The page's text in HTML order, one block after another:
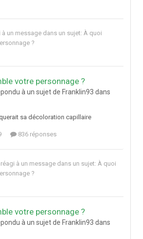
à un message dans un sujet: À quoi
?
votre personnage ?
à un sujet de Franklin93 dans
sa décoloration capillaire
836 réponses
réagi à un message dans un sujet: À quoi
?
votre personnage ?
à un sujet de Franklin93 dans